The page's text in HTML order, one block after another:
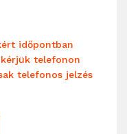
időpontban
telefonon
telefonos jelzés